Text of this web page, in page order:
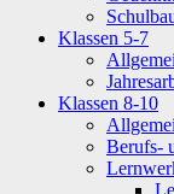
Klassen 5-7
Klassen 8-10
Berufs-